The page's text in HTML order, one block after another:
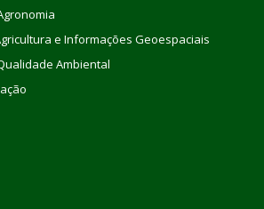
e Informações Geoespaciais
Ambiental